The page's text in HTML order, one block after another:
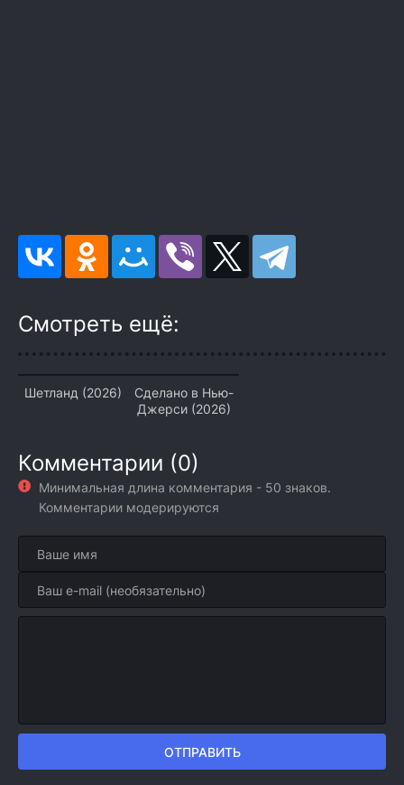
Смотреть ещё:
Шетланд (2026)
Сделано в Нью-
Джерси (2026)
Комментарии (0)
Минимальная длина комментария - 50 знаков.
Комментарии модерируются
ОТПРАВИТЬ